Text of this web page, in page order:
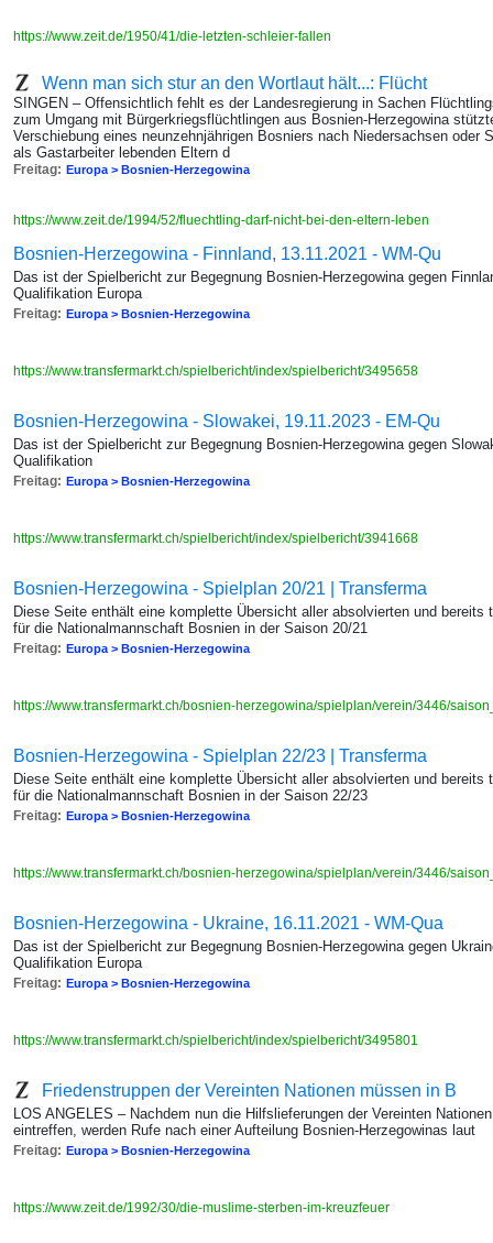
https://www.zeit.de/1950/41/die-letzten-schleier-fallen
Wenn man sich stur an den Wortlaut hält...: Flücht
SINGEN – Offensichtlich fehlt es der Landesregierung in Sachen
zum Umgang mit Bürgerkriegsflüchtlingen aus Bosnien-Herzegowina
Verschiebung eines neunzehnjährigen Bosniers nach Niedersachsen oder
als Gastarbeiter lebenden Eltern d
Freitag: Europa > Bosnien-Herzegowina
https://www.zeit.de/1994/52/fluechtling-darf-nicht-bei-den-eltern-leben
Bosnien-Herzegowina - Finnland, 13.11.2021 - WM-Qu
Das ist der Spielbericht zur Begegnung Bosnien-Herzegowina gegen
Qualifikation Europa
Freitag: Europa > Bosnien-Herzegowina
https://www.transfermarkt.ch/spielbericht/index/spielbericht/3495658
Bosnien-Herzegowina - Slowakei, 19.11.2023 - EM-Qu
Das ist der Spielbericht zur Begegnung Bosnien-Herzegowina gegen
Qualifikation
Freitag: Europa > Bosnien-Herzegowina
https://www.transfermarkt.ch/spielbericht/index/spielbericht/3941668
Bosnien-Herzegowina - Spielplan 20/21 | Transferma
Diese Seite enthält eine komplette Übersicht aller absolvierten und
für die Nationalmannschaft Bosnien in der Saison 20/21
Freitag: Europa > Bosnien-Herzegowina
https://www.transfermarkt.ch/bosnien-herzegowina/spielplan/verein/3446/
Bosnien-Herzegowina - Spielplan 22/23 | Transferma
Diese Seite enthält eine komplette Übersicht aller absolvierten und
für die Nationalmannschaft Bosnien in der Saison 22/23
Freitag: Europa > Bosnien-Herzegowina
https://www.transfermarkt.ch/bosnien-herzegowina/spielplan/verein/3446/
Bosnien-Herzegowina - Ukraine, 16.11.2021 - WM-Qua
Das ist der Spielbericht zur Begegnung Bosnien-Herzegowina gegen
Qualifikation Europa
Freitag: Europa > Bosnien-Herzegowina
https://www.transfermarkt.ch/spielbericht/index/spielbericht/3495801
Friedenstruppen der Vereinten Nationen müssen in B
LOS ANGELES – Nachdem nun die Hilfslieferungen der Vereinten
eintreffen, werden Rufe nach einer Aufteilung Bosnien-Herzegowinas laut
Freitag: Europa > Bosnien-Herzegowina
https://www.zeit.de/1992/30/die-muslime-sterben-im-kreuzfeuer